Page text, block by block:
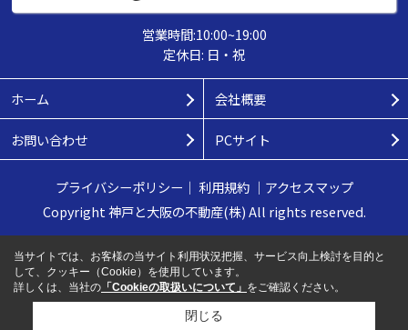
営業時間:10:00~19:00
定休日: 日・祝
ホーム 会社概要
お問い合わせ PCサイト
プライバシーポリシー ｜ 利用規約｜ アクセスマップ
Copyright 神戸と大阪の不動産(株) All rights reserved.
当サイトでは、お客様の当サイト利用状況把握、サービス向上検討を目的と
して、クッキー（Cookie）を使用しています。
詳しくは、当社の 「Cookieの取扱いについて」 をご確認ください。
閉じる